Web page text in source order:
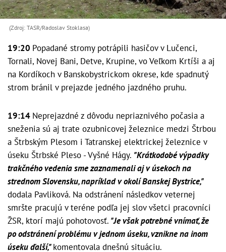
(Zdroj: TASR/Radoslav Stoklasa)
19:20 Popadané stromy potrápili hasičov v Lučenci,
Tornali, Novej Bani, Detve, Krupine, vo Veľkom Krtíši a aj
na Kordíkoch v Banskobystrickom okrese, kde spadnutý
strom bránil v prejazde jedného jazdného pruhu.
19:14 Neprejazdné z dôvodu nepriaznivého počasia a
sneženia sú aj trate ozubnicovej železnice medzi Štrbou
a Štrbským Plesom i Tatranskej elektrickej železnice v
úseku Štrbské Pleso - Vyšné Hágy. "Krátkodobé výpadky
trakčného vedenia sme zaznamenali aj v úsekoch na
strednom Slovensku, napríklad v okolí Banskej Bystrice,"
dodala Pavliková. Na odstránení následkov veternej
smršte pracujú v teréne podľa jej slov všetci pracovníci
ŽSR, ktorí majú pohotovosť. "Je však potrebné vnímať, že
po odstránení problému v jednom úseku, vznikne na inom
úseku ďalší,"komentovala dnešnú situáciu.